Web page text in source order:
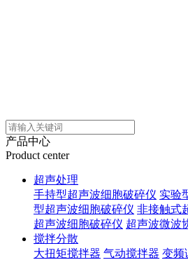
产品中心
Product center
超声处理
手持型超声波细胞破碎仪 实验
型超声波细胞破碎仪 非接触式
超声波细胞破碎仪 超声波微波
搅拌分散
大扭矩搅拌器 气动搅拌器 变频